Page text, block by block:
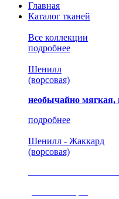
Главная
Каталог тканей
Все коллекции
подробнее
Шенилл
(ворсовая)
необычайно мягкая,
подробнее
Шенилл - Жаккард
(ворсовая)